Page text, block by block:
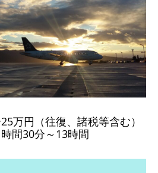
万円（往復、諸税等含む）
間30分～13時間